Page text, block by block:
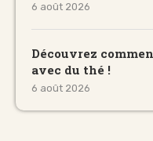
6 août 2026
Découvrez
avec du thé !
6 août 2026